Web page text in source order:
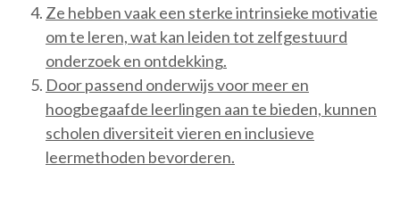
Ze hebben vaak een sterke intrinsieke motivatie
om te leren, wat kan leiden tot zelfgestuurd
onderzoek en ontdekking.
Door passend onderwijs voor meer en
hoogbegaafde leerlingen aan te bieden, kunnen
scholen diversiteit vieren en inclusieve
leermethoden bevorderen.